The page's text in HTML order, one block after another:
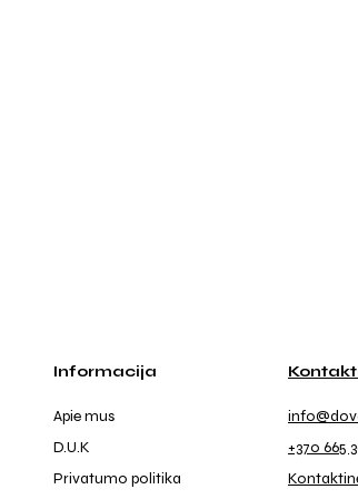
Informacija
Apie mus
D.U.K
Privatumo politika
+370 665